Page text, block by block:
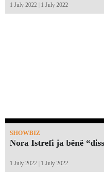
1 July 2022 | 1 July 2022
SHOWBIZ
Nora Istrefi ja bënë
1 July 2022 | 1 July 2022